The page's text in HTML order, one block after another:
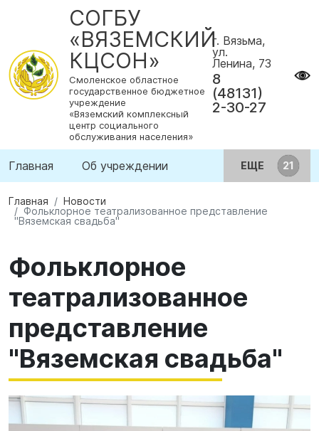
СОГБУ
«ВЯЗЕМСКИЙ
КЦСОН»
Смоленское областное
государственное бюджетное
учреждение
«Вяземский комплексный
центр социального
обслуживания населения»
г. Вязьма,
ул.
Ленина, 73
8
(48131)
2-30-27
Главная Об учреждении ЕЩЕ
Главная
Новости
Фольклорное театрализованное представление
"Вяземская свадьба"
Фольклорное
театрализованное
представление
"Вяземская свадьба"